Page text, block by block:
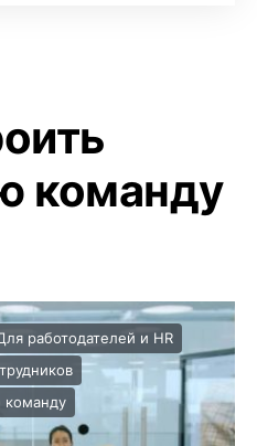
команду
работодателей и HR
команду